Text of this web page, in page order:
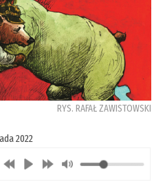
RYS. RAFAŁ ZAWISTOWSKI
2022